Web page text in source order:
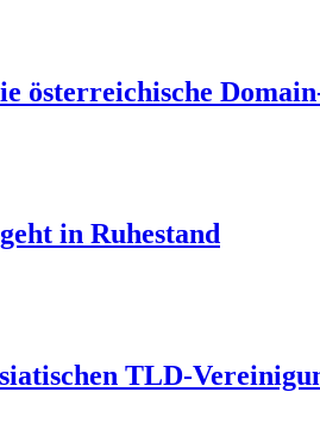
österreichische
in Ruhestand
TLD-